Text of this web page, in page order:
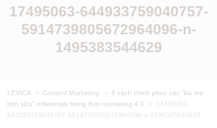
17495063-644933759040757-
5914739805672964096-n-
1495383544629
LEVICA > Content Marketing >
5 cách chinh phục các “bà mẹ
bỉm sữa” millennials trong thời marketing 4.0
>
17495063-
644933759040757-5914739805672964096-n-1495383544629